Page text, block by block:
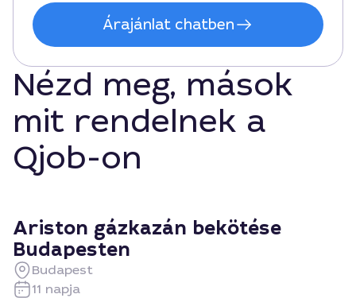
Árajánlat chatben
Nézd meg, mások
mit rendelnek a
Qjob-on
Ariston gázkazán bekötése
Budapesten
Budapest
11 napja